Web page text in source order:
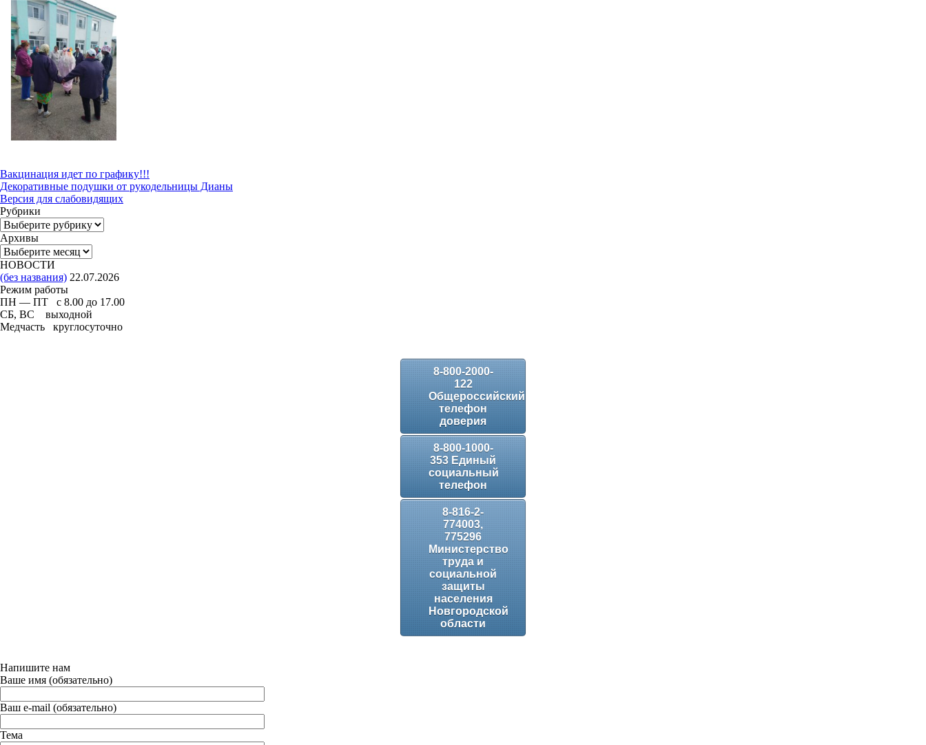
Вакцинация идет по графику!!!
Декоративные подушки от рукодельницы Дианы
Версия для слабовидящих
Рубрики
Рубрики
Архивы
Архивы
НОВОСТИ
(без названия) 22.07.2026
Режим работы
ПН — ПТ с 8.00 до 17.00
СБ, ВС выходной
Медчасть круглосуточно
8-800-2000-
122
Общероссийский
телефон
доверия
8-800-1000-
353 Единый
социальный
телефон
8-816-2-
774003,
775296
Министерство
труда и
социальной
защиты
населения
Новгородской
области
Напишите нам
Ваше имя (обязательно)
Ваш e-mail (обязательно)
Тема